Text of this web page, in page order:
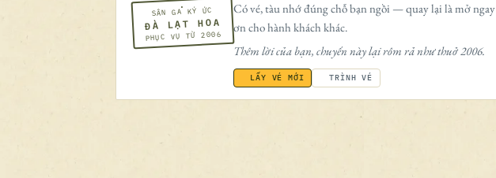
SÂN GA KÝ ỨC
ĐÀ LẠT HOA
PHỤC VỤ TỪ 2006
Có vé, tàu nhớ đúng chỗ bạn ngồi — quay lại là mở
ơn cho hành khách khác.
Thêm lời của bạn, chuyến này lại rôm rả như thuở 2006.
LẤY VÉ MỚI TRÌNH VÉ